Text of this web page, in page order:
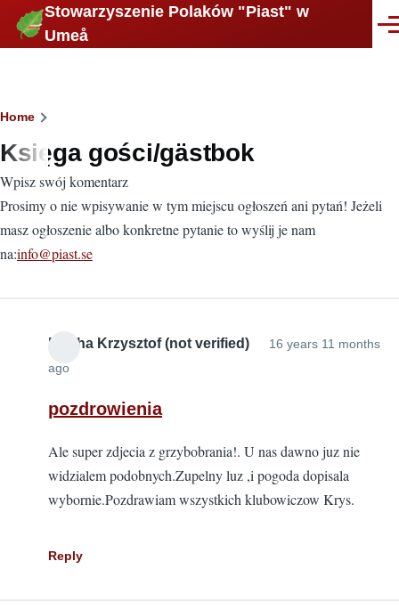
Skip to main content
Stowarzyszenie Polaków "Piast" w
Umeå
Breadcrumb
Home
Księga gości/gästbok
Wpisz swój komentarz
Prosimy o nie wpisywanie w tym miejscu ogłoszeń ani pytań! Jeżeli
masz ogłoszenie albo konkretne pytanie to wyślij je nam
na:info@piast.se
Mucha Krzysztof (not verified)
16 years 11 months
ago
pozdrowienia
Ale super zdjecia z grzybobrania!. U nas dawno juz nie
widzialem podobnych.Zupelny luz ,i pogoda dopisala
wybornie.Pozdrawiam wszystkich klubowiczow Krys.
Reply